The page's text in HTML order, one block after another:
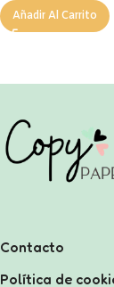
Añadir Al Carrito
Contacto
Política de